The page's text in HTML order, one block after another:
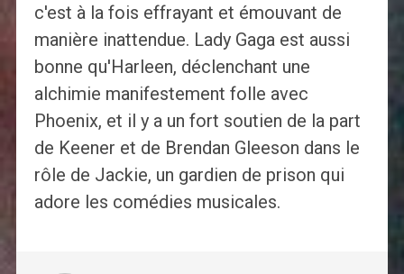
c'est à la fois effrayant et émouvant de
manière inattendue. Lady Gaga est aussi
bonne qu'Harleen, déclenchant une
alchimie manifestement folle avec
Phoenix, et il y a un fort soutien de la part
de Keener et de Brendan Gleeson dans le
rôle de Jackie, un gardien de prison qui
adore les comédies musicales.